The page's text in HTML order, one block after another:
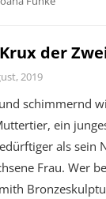
der
2019
schimmernd
ein
als sein
Frau. Wer